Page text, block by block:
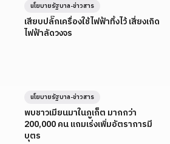
เสียบปลั๊กเครื่องใช้ไฟฟ้าทิ้งไว้ เสี่ยงเกิด
ไฟฟ้าลัดวงจร
นโยบายรัฐบาล-ข่าวสาร
พบชาวเมียนมาในภูเก็ต มากกว่า
200,000 คน แถมเร่งเพิ่มอัตราการมี
บุตร
นโยบายรัฐบาล-ข่าวสาร